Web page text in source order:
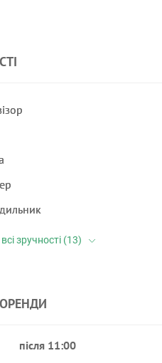
після 11:00